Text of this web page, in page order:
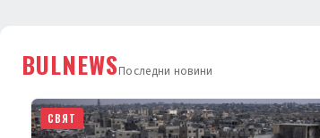
BULNEWSПоследни новини
СВЯТ